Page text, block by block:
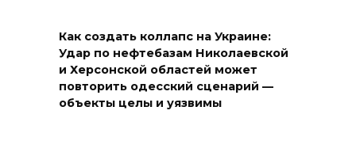
Как создать коллапс на Украине:
Удар по нефтебазам Николаевской
и Херсонской областей может
повторить одесский сценарий —
объекты целы и уязвимы